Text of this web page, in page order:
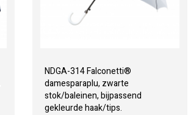
NDGA-314 Falconetti®
damesparaplu, zwarte
stok/baleinen, bijpassend
gekleurde haak/tips.